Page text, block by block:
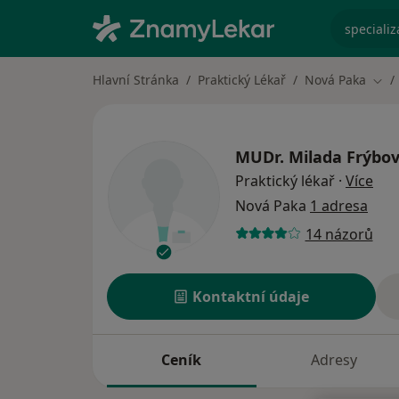
Hlavní Stránka Praktický Lékař Nová Paka
MUDr. Milada
Praktický lékař · Více
Nová Paka 1 adresa
14 názorů
Kontaktní údaje
Ceník Adresy